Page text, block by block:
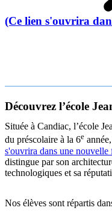
(Ce lien s'ouvrira
Découvrez l’école
Située à Candiac, l’école
du préscolaire à la 6e
s'ouvrira dans une nouvelle
distingue par son
technologiques et sa
Nos élèves sont répartis